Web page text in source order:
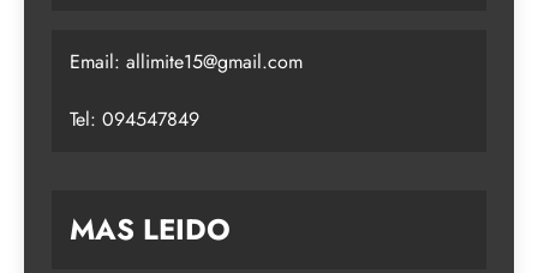
Email: allimite15@gmail.com
Tel: 094547849
MAS LEIDO